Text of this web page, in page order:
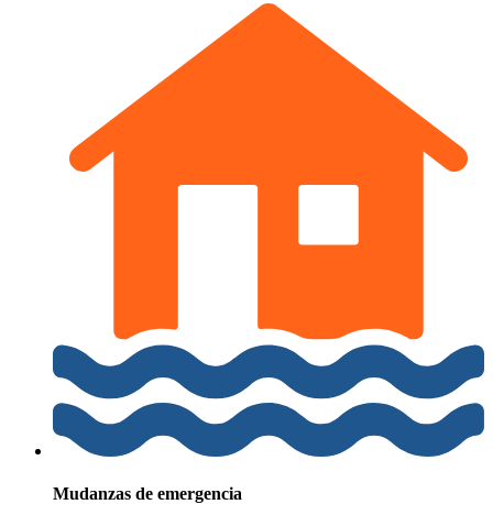
Mudanzas de emergencia